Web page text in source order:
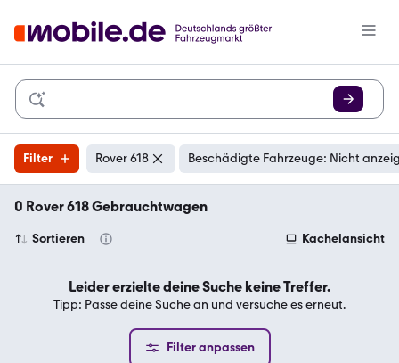
Filter Rover 618 Beschädigte Fahrzeuge: Nicht
0 Rover 618 Gebrauchtwagen
Sortieren Kachelansicht
Leider erzielte deine Suche keine Treffer.
Tipp: Passe deine Suche an und versuche es erneut.
Filter anpassen